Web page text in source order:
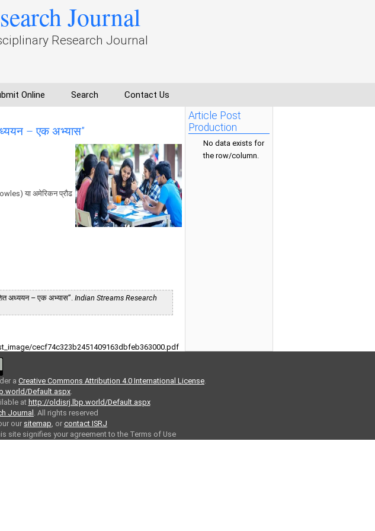
Journal
Research Journal
Online Search Contact Us
– एक अभ्यास”
या अमेरिकन प्रौढ
अध्ययन – एक अभ्यास”. Indian Streams Research
cecf74c323b2451409163dbfeb363000.pdf
Article Post
Production
No data exists for
the row/column.
a Creative Commons Attribution 4.0 International License.
Default.aspx.
at http://oldisrj.lbp.world/Default.aspx
Journal . All rights reserved
our sitemap, or contact ISRJ
site signifies your agreement to the Terms of Use